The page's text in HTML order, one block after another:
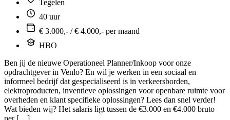
Tegelen
40 uur
€ 3.000,- / € 4.000,- per maand
HBO
Ben jij de nieuwe Operationeel Planner/Inkoop voor onze
opdrachtgever in Venlo? En wil je werken in een sociaal en
informeel bedrijf dat gespecialiseerd is in verkeersborden,
elektroproducten, inventieve oplossingen voor openbare ruimte voor
overheden en klant specifieke oplossingen? Lees dan snel verder!
Wat bieden wij? Het salaris ligt tussen de €3.000 en €4.000 bruto
per […]